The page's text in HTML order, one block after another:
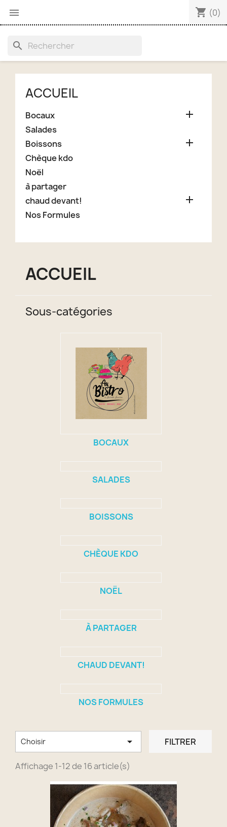
 shopping_cart (0)
search
ACCUEIL
Bocaux 
Salades
Boissons

Chèque kdo
Noël
à partager
chaud devant!

Nos Formules
ACCUEIL
Sous-catégories
BOCAUX
SALADES
BOISSONS
CHÈQUE KDO
NOËL
À PARTAGER
CHAUD DEVANT!
NOS FORMULES
Choisir  FILTRER
Affichage 1-12 de 16 article(s)